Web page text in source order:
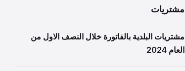
مشتريات
مشتريات البلدية بالفاتورة خلال النصف الاول من
العام 2024